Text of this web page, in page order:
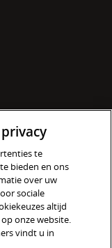
voor een wereld
te
bieden en ons
over uw
sociale
altijd
onze website.
vindt u in